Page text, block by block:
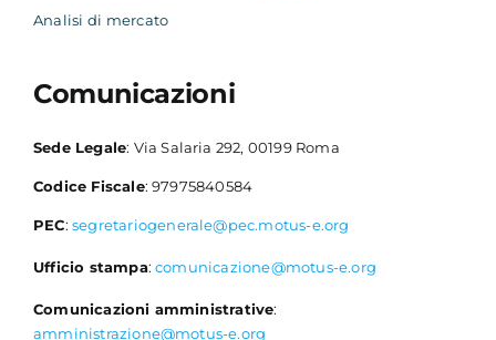
Analisi di mercato
Comunicazioni
Sede Legale: Via Salaria 292, 00199 Roma
Codice Fiscale: 97975840584
PEC: segretariogenerale@pec.motus-e.org
Ufficio stampa:comunicazione@motus-e.org
Comunicazioni amministrative:
amministrazione@motus-e.org